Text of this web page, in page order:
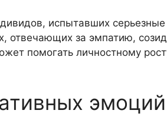
испытавших
отвечающих за эмпатию,
помогать личностному